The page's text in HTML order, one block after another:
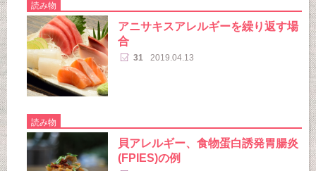
読み物
アニサキスアレルギーを繰り返す場
合
31 2019.04.13
読み物
貝アレルギー、食物蛋白誘発胃腸炎
(FPIES)の例